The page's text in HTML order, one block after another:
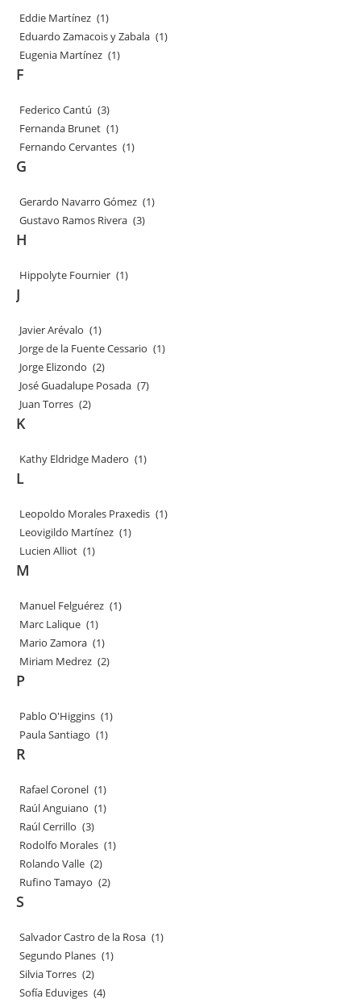
Eddie Martínez (1)
Eduardo Zamacois y Zabala (1)
Eugenia Martínez (1)
F
Federico Cantú (3)
Fernanda Brunet (1)
Fernando Cervantes (1)
G
Gerardo Navarro Gómez (1)
Gustavo Ramos Rivera (3)
H
Hippolyte Fournier (1)
J
Javier Arévalo (1)
Jorge de la Fuente Cessario (1)
Jorge Elizondo (2)
José Guadalupe Posada (7)
Juan Torres (2)
K
Kathy Eldridge Madero (1)
L
Leopoldo Morales Praxedis (1)
Leovigildo Martínez (1)
Lucien Alliot (1)
M
Manuel Felguérez (1)
Marc Lalique (1)
Mario Zamora (1)
Miriam Medrez (2)
P
Pablo O'Higgins (1)
Paula Santiago (1)
R
Rafael Coronel (1)
Raúl Anguiano (1)
Raúl Cerrillo (3)
Rodolfo Morales (1)
Rolando Valle (2)
Rufino Tamayo (2)
S
Salvador Castro de la Rosa (1)
Segundo Planes (1)
Silvia Torres (2)
Sofía Eduviges (4)